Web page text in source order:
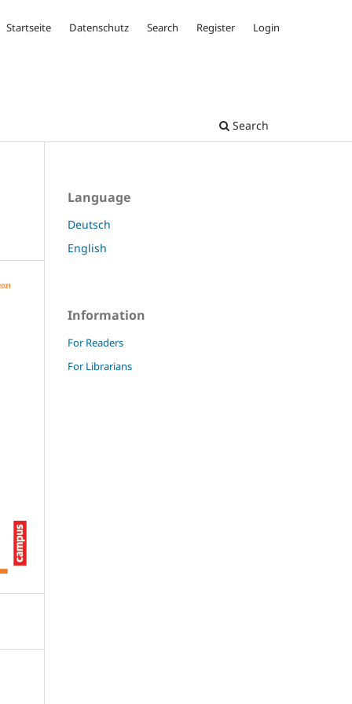
Search
Startseite Datenschutz Search Register Login
Language
Deutsch
English
Information
For Readers
For Librarians